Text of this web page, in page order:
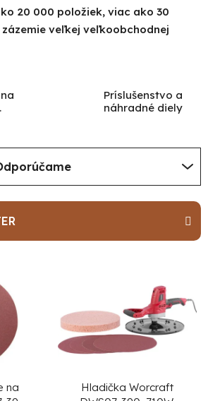
20 000 položiek, viac ako 30
veľkej veľkoobchodnej
Príslušenstvo a
náhradné diely
na
Hladička Worcraft